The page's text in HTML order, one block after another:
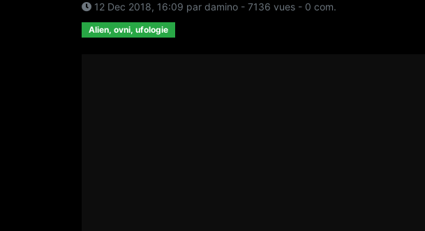
12 Dec 2018, 16:09 par damino - 7136 vues - 0 com.
Alien, ovni, ufologie